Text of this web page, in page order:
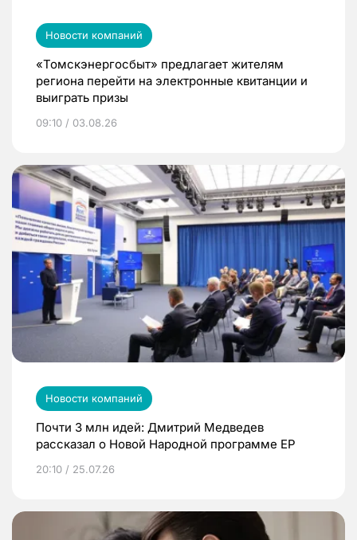
Новости компаний
«Томскэнергосбыт» предлагает жителям
региона перейти на электронные квитанции и
выиграть призы
09:10 / 03.08.26
Новости компаний
Почти 3 млн идей: Дмитрий Медведев
рассказал о Новой Народной программе ЕР
20:10 / 25.07.26